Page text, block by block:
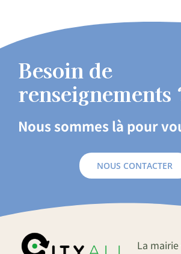
Besoin de
renseignements
Nous sommes là pour
NOUS CONTACTER
La